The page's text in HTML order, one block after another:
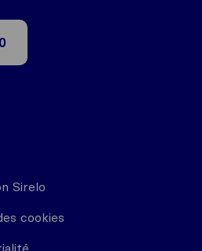
Sirelo
cookies